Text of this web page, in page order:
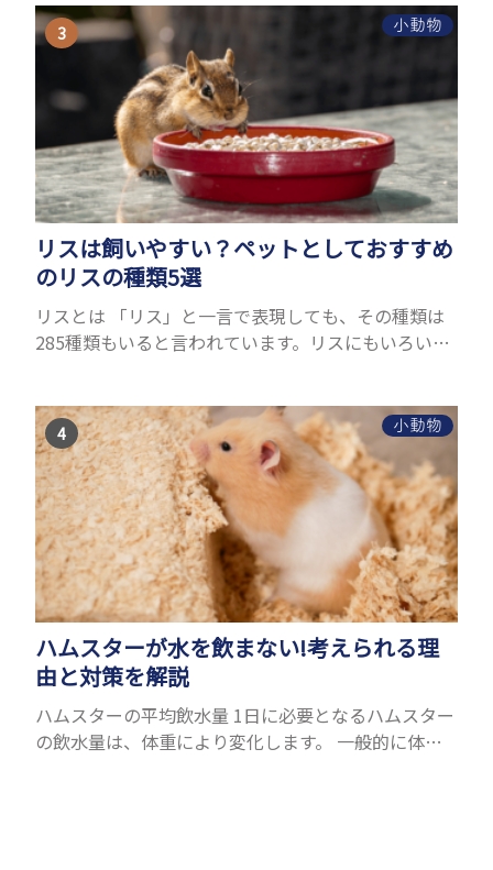
理由はさま...
小動物
リスは飼いやすい？ペットとしておすすめ
のリスの種類5選
リスとは 「リス」と一言で表現しても、その種類は
285種類もいると言われています。リスにもいろいろ
が強いも...
小動物
ハムスターが水を飲まない!考えられる理
由と対策を解説
ハムスターの平均飲水量 1日に必要となるハムスター
の飲水量は、体重により変化します。 一般的に体重